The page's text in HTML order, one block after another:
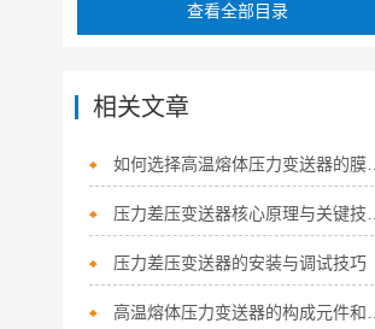
查看全部目录
相关文章
如何选择高温熔体压力变送器的膜片？
压力差压变送器的安装与调试技巧